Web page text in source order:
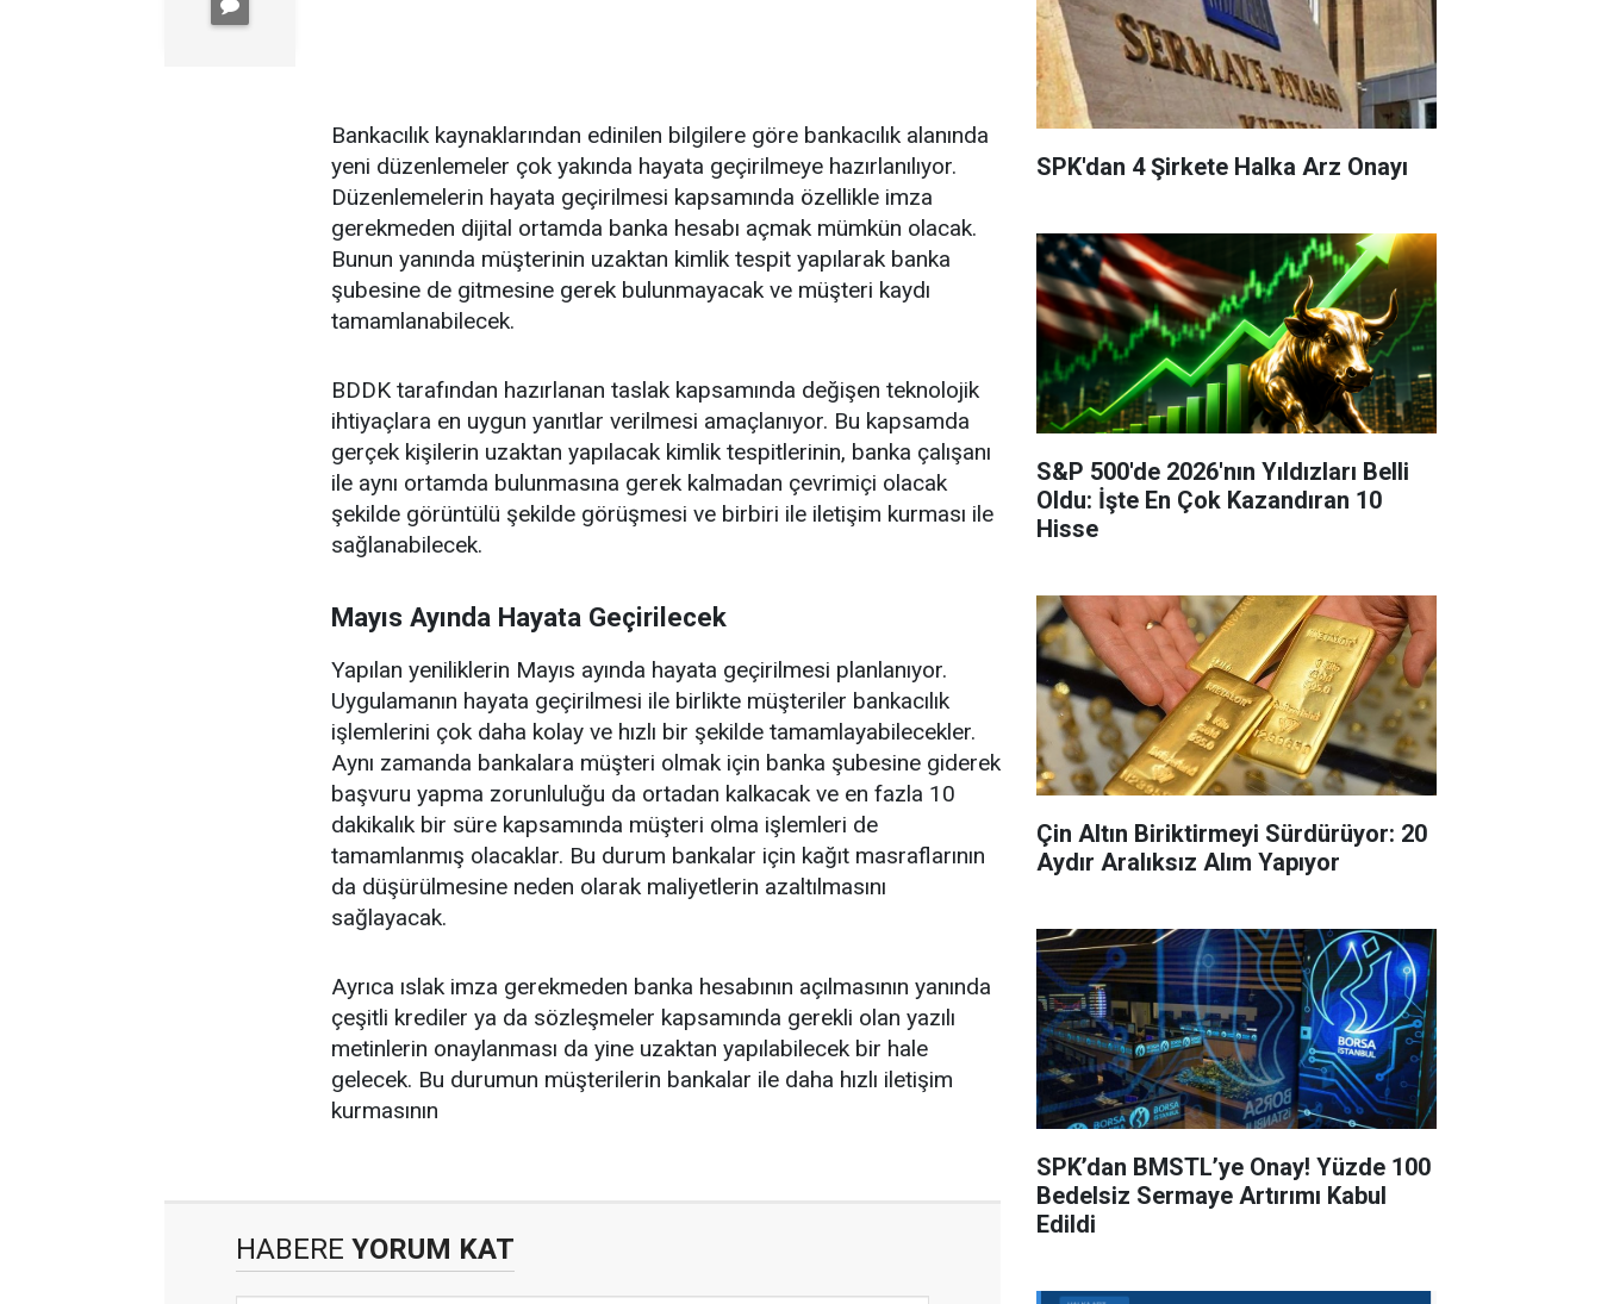
Bankacılık kaynaklarından edinilen bilgilere göre bankacılık alanında
yeni düzenlemeler çok yakında hayata geçirilmeye hazırlanılıyor.
Düzenlemelerin hayata geçirilmesi kapsamında özellikle imza
gerekmeden dijital ortamda banka hesabı açmak mümkün olacak.
Bunun yanında müşterinin uzaktan kimlik tespit yapılarak banka
şubesine de gitmesine gerek bulunmayacak ve müşteri kaydı
tamamlanabilecek.
BDDK tarafından hazırlanan taslak kapsamında değişen teknolojik
ihtiyaçlara en uygun yanıtlar verilmesi amaçlanıyor. Bu kapsamda
gerçek kişilerin uzaktan yapılacak kimlik tespitlerinin, banka çalışanı
ile aynı ortamda bulunmasına gerek kalmadan çevrimiçi olacak
şekilde görüntülü şekilde görüşmesi ve birbiri ile iletişim kurması ile
sağlanabilecek.
Mayıs Ayında Hayata Geçirilecek
Yapılan yeniliklerin Mayıs ayında hayata geçirilmesi planlanıyor.
Uygulamanın hayata geçirilmesi ile birlikte müşteriler bankacılık
işlemlerini çok daha kolay ve hızlı bir şekilde tamamlayabilecekler.
Aynı zamanda bankalara müşteri olmak için banka şubesine giderek
başvuru yapma zorunluluğu da ortadan kalkacak ve en fazla 10
dakikalık bir süre kapsamında müşteri olma işlemleri de
tamamlanmış olacaklar. Bu durum bankalar için kağıt masraflarının
da düşürülmesine neden olarak maliyetlerin azaltılmasını
sağlayacak.
Ayrıca ıslak imza gerekmeden banka hesabının açılmasının yanında
çeşitli krediler ya da sözleşmeler kapsamında gerekli olan yazılı
metinlerin onaylanması da yine uzaktan yapılabilecek bir hale
gelecek. Bu durumun müşterilerin bankalar ile daha hızlı iletişim
kurmasının
HABERE YORUM KAT
SPK'dan 4 Şirkete Halka Arz Onayı
S&P 500'de 2026'nın Yıldızları Belli
Oldu: İşte En Çok Kazandıran 10
Hisse
Çin Altın Biriktirmeyi Sürdürüyor: 20
Aydır Aralıksız Alım Yapıyor
SPK’dan BMSTL’ye Onay! Yüzde 100
Bedelsiz Sermaye Artırımı Kabul
Edildi